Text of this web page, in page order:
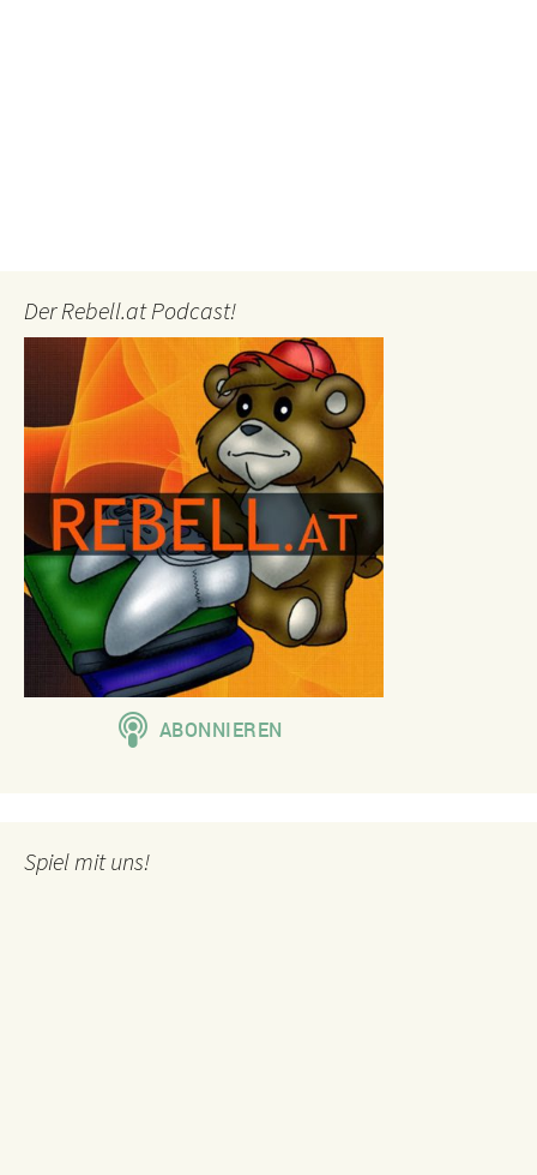
Der Rebell.at Podcast!
Spiel mit uns!